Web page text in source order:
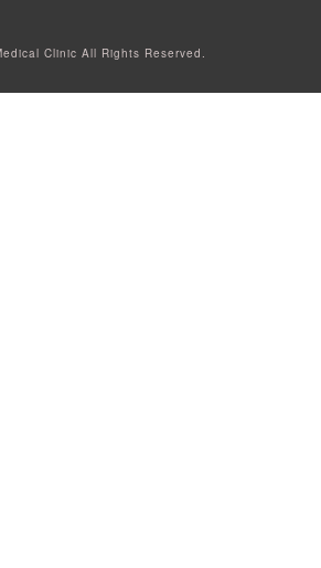
Clinic All Rights Reserved.